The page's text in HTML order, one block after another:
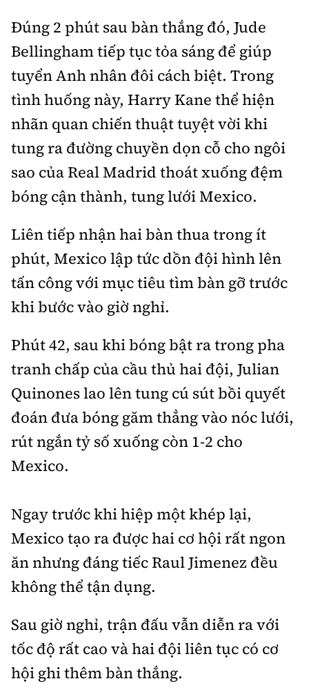
Đúng 2 phút sau bàn thắng đó, Jude
Bellingham tiếp tục tỏa sáng để giúp
tuyển Anh nhân đôi cách biệt. Trong
tình huống này, Harry Kane thể hiện
nhãn quan chiến thuật tuyệt vời khi
tung ra đường chuyền dọn cỗ cho ngôi
sao của Real Madrid thoát xuống đệm
bóng cận thành, tung lưới Mexico.
Liên tiếp nhận hai bàn thua trong ít
phút, Mexico lập tức dồn đội hình lên
tấn công với mục tiêu tìm bàn gỡ trước
khi bước vào giờ nghỉ.
Phút 42, sau khi bóng bật ra trong pha
tranh chấp của cầu thủ hai đội, Julian
Quinones lao lên tung cú sút bồi quyết
đoán đưa bóng găm thẳng vào nóc lưới,
rút ngắn tỷ số xuống còn 1-2 cho
Mexico.
Ngay trước khi hiệp một khép lại,
Mexico tạo ra được hai cơ hội rất ngon
ăn nhưng đáng tiếc Raul Jimenez đều
không thể tận dụng.
Sau giờ nghỉ, trận đấu vẫn diễn ra với
tốc độ rất cao và hai đội liên tục có cơ
hội ghi thêm bàn thắng.